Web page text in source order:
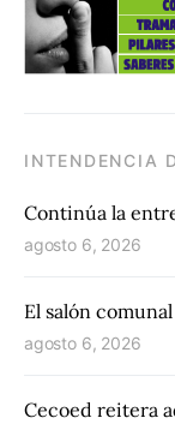
INTENDENCIA
Continúa la
agosto 6, 2026
El salón
agosto 6, 2026
Cecoed reitera